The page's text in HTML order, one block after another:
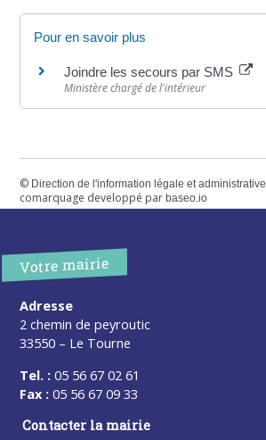
Pour en savoir plus
Joindre les secours par SMS
Ministère chargé de l'intérieur
© Direction de l'information légale et administrative
comarquage developpé parbaseo.io
Votre mairie
Adresse
2 chemin de peyroutic
33550 – Le Tourne
Tel. : 05 56 67 02 61
Fax : 05 56 67 09 33
Contacter la mairie